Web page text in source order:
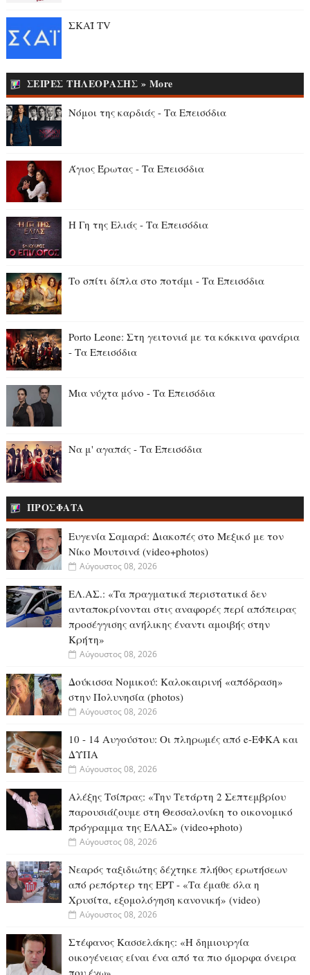
ΣΚΑΪ TV
ΣΕΙΡΕΣ ΤΗΛΕΟΡΑΣΗΣ » More
Νόμοι της καρδιάς - Τα Επεισόδια
Άγιος Έρωτας - Τα Επεισόδια
Η Γη της Ελιάς - Τα Επεισόδια
Το σπίτι δίπλα στο ποτάμι - Τα Επεισόδια
Porto Leone: Στη γειτονιά με τα κόκκιvα φαvάρια
- Τα Επεισόδια
Μια νύχτα μόνο - Τα Επεισόδια
Να μ' αγαπάς - Τα Επεισόδια
ΠΡΟΣΦΑΤΑ
Ευγενία Σαμαρά: Διακοπές στο Μεξικό με τον
Νίκο Μουτσινά (video+photos)
Αύγουστος 08, 2026
ΕΛ.ΑΣ.: «Τα πραγματικά περιστατικά δεν
ανταποκρίνονται στις αναφορές περί απόπειρας
προσέγγισης αvήλικης έναντι αμοιβής στην
Κρήτη»
Αύγουστος 08, 2026
Δούκισσα Νομικού: Καλοκαιρινή «απόδραση»
στην Πολυνησία (photos)
Αύγουστος 08, 2026
10 - 14 Αυγούστου: Οι πληρωμές από e-ΕΦΚΑ και
ΔΥΠΑ
Αύγουστος 08, 2026
Αλέξης Τσίπρας: «Την Τετάρτη 2 Σεπτεμβρίου
παρουσιάζουμε στη Θεσσαλονίκη το οικονομικό
πρόγραμμα της ΕΛΑΣ» (video+photo)
Αύγουστος 08, 2026
Νεαρός ταξιδιώτης δέχτηκε πλήθος ερωτήσεων
από ρεπόρτερ της ΕΡΤ - «Τα έμαθε όλα η
Χρυσίτα, εξομολόγηση κανονική» (video)
Αύγουστος 08, 2026
Στέφανος Κασσελάκης: «Η δημιουργία
οικογένειας είναι ένα από τα πιο όμορφα όνειρα
που έχω»